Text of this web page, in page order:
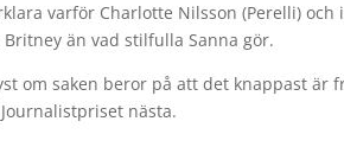
varför Charlotte Nilsson (Perelli)
än vad stilfulla Sanna gör.
om saken beror på att det knappast
nästa.